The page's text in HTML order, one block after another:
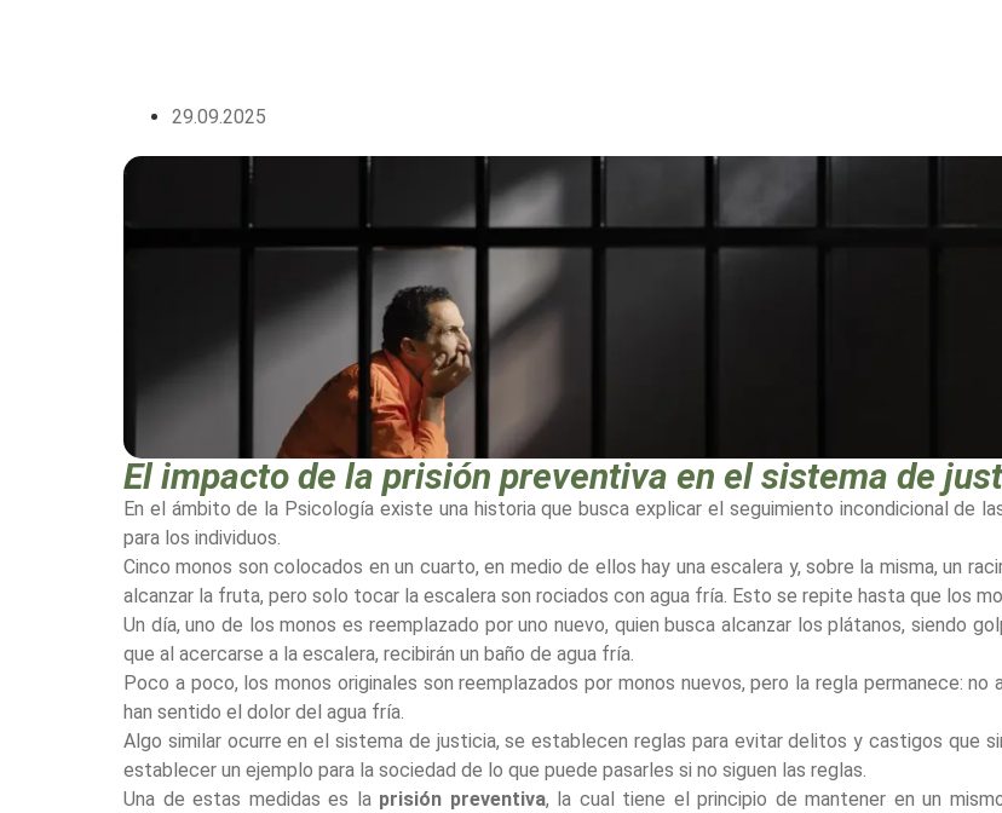
29.09.2025
El impacto de la prisión preventiva en el sistema de
En el ámbito de la Psicología existe una historia que busca explicar el seguimiento incondicional de
para los individuos.
Cinco monos son colocados en un cuarto, en medio de ellos hay una escalera y, sobre la misma, un
alcanzar la fruta, pero solo tocar la escalera son rociados con agua fría. Esto se repite hasta que los
Un día, uno de los monos es reemplazado por uno nuevo, quien busca alcanzar los plátanos, siendo
que al acercarse a la escalera, recibirán un baño de agua fría.
Poco a poco, los monos originales son reemplazados por monos nuevos, pero la regla permanece:
han sentido el dolor del agua fría.
Algo similar ocurre en el sistema de justicia, se establecen reglas para evitar delitos y castigos que
establecer un ejemplo para la sociedad de lo que puede pasarles si no siguen las reglas.
Una de estas medidas es la prisión preventiva, la cual tiene el principio de mantener en un